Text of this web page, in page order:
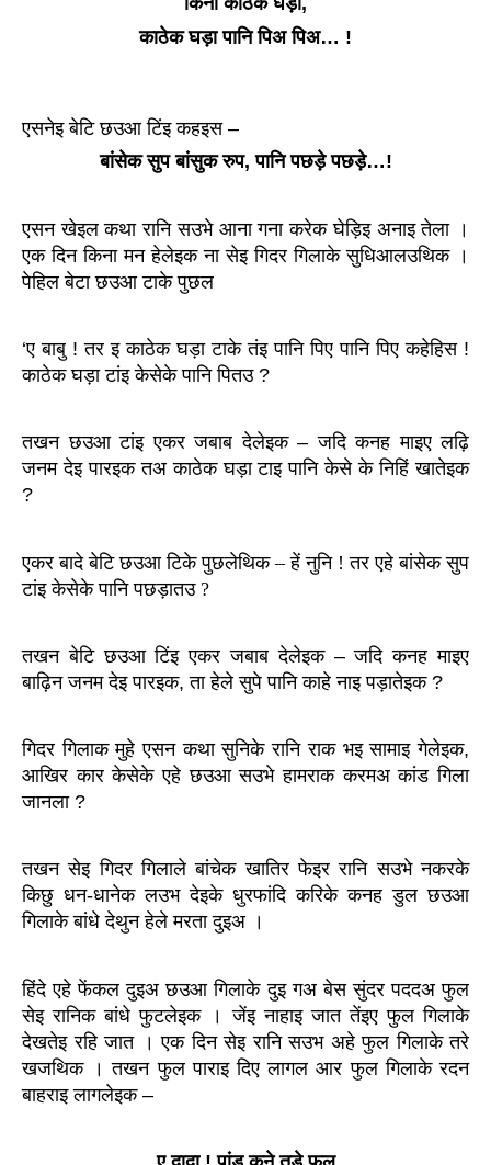
काठेक घड़ा पानि पिअ पिअ… !
एसनेइ बेटि छउआ टिंइ कहइस –
बांसेक सुप बांसुक रुप, पानि पछड़े पछड़े…!
एसन खेइल कथा रानि सउभे आना गना करेक घेड़िइ अनाइ तेला ।
एक दिन किना मन हेलेइक ना सेइ गिदर गिलाके सुधिआलउथिक ।
पेहिल बेटा छउआ टाके पुछल
‘ए बाबु ! तर इ काठेक घड़ा टाके तंइ पानि पिए पानि पिए कहेहिस !
काठेक घड़ा टांइ केसेके पानि पितउ ?
तखन छउआ टांइ एकर जबाब देलेइक – जदि कनह माइए लढ़ि
जनम देइ पारइक तअ काठेक घड़ा टाइ पानि केसे के निहिं खातेइक
?
एकर बादे बेटि छउआ टिके पुछलेथिक – हें नुनि ! तर एहे बांसेक सुप
टांइ केसेके पानि पछड़ातउ ?
तखन बेटि छउआ टिंइ एकर जबाब देलेइक – जदि कनह माइए
बाढ़िन जनम देइ पारइक, ता हेले सुपे पानि काहे नाइ पड़ातेइक ?
गिदर गिलाक मुहे एसन कथा सुनिके रानि राक भइ सामाइ गेलेइक,
आखिर कार केसेके एहे छउआ सउभे हामराक करमअ कांड गिला
जानला ?
तखन सेइ गिदर गिलाले बांचेक खातिर फेइर रानि सउभे नकरके
किछु धन-धानेक लउभ देइके धुरफांदि करिके कनह डुल छउआ
गिलाके बांधे देथुन हेले मरता दुइअ ।
हिंदे एहे फेंकल दुइअ छउआ गिलाके दुइ गअ बेस सुंदर पददअ फुल
सेइ रानिक बांधे फुटलेइक । जेंइ नाहाइ जात तेंइए फुल गिलाके
देखतेइ रहि जात । एक दिन सेइ रानि सउभ अहे फुल गिलाके तरे
खजथिक । तखन फुल पाराइ दिए लागल आर फुल गिलाके रदन
बाहराइ लागलेइक –